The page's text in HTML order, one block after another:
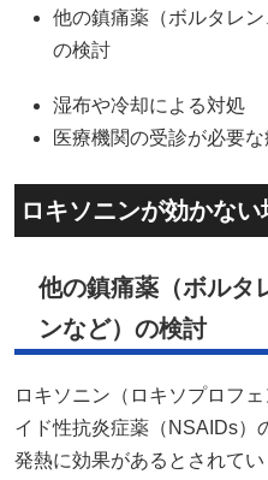
他の鎮痛薬（ボルタレン
の検討
湿布や冷却による対処
医療機関の受診が必要
ロキソニンが効かな
他の鎮痛薬（ボルタ
ンなど）の検討
ロキソニン（ロキソプロフ
イド性抗炎症薬（NSAIDs）
発熱に効果があるとされて